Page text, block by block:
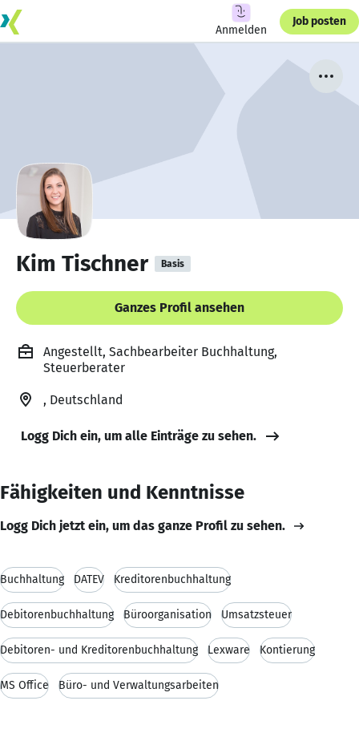
Anmelden
Job posten
Kim Tischner Basis
Ganzes Profil ansehen
Angestellt, Sachbearbeiter Buchhaltung,
Steuerberater
, Deutschland
Logg Dich ein, um alle Einträge zu sehen.
Fähigkeiten und Kenntnisse
Logg Dich jetzt ein, um das ganze Profil zu sehen.
Buchhaltung DATEV Kreditorenbuchhaltung
Debitorenbuchhaltung Büroorganisation Umsatzsteuer
Debitoren- und Kreditorenbuchhaltung Lexware Kontierung
MS Office Büro- und Verwaltungsarbeiten